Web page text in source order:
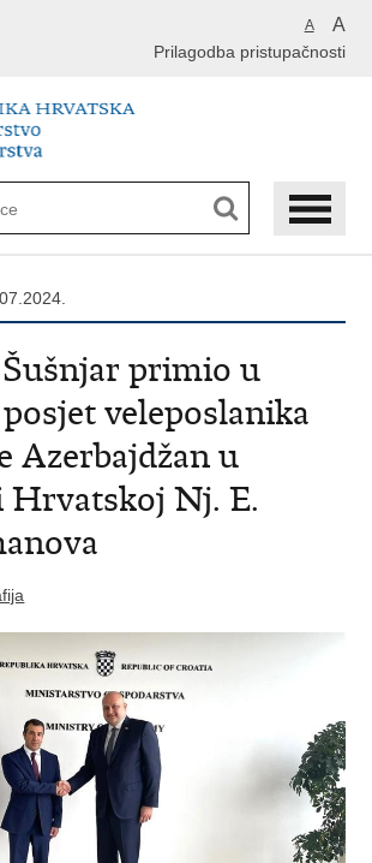
A A
Prilagodba pristupačnosti
primio u
veleposlanika
Azerbajdžan u
Hrvatskoj Nj. E.